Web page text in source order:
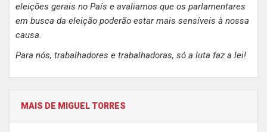
eleições gerais no País e avaliamos que os parlamentares
em busca da eleição poderão estar mais sensíveis à nossa
causa.
Para nós, trabalhadores e trabalhadoras, só a luta faz a lei!
MAIS DE MIGUEL TORRES